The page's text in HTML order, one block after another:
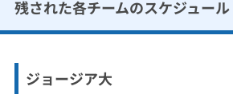
残された各チームのスケジュール
ジョージア大